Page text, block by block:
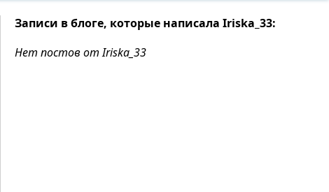
Записи в блоге, которые написала Iriska_33:
Нет постов от Iriska_33